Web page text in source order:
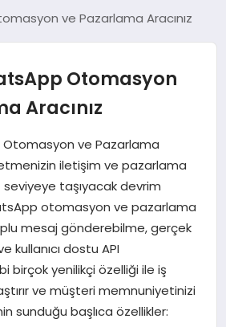
ve Pazarlama Aracınız
Otomasyon
Aracınız
ve Pazarlama
iletişim ve pazarlama
taşıyacak devrim
otomasyon ve pazarlama
mesaj gönderebilme, gerçek
kullanıcı dostu API
birçok yenilikçi özelliği ile iş
ve müşteri memnuniyetinizi
sunduğu başlıca özellikler: